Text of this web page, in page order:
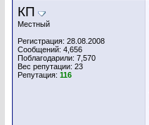
КП
Местный
Регистрация: 28.08.2008
Сообщений: 4,656
Поблагодарили: 7,570
Вес репутации: 23
Репутация: 116